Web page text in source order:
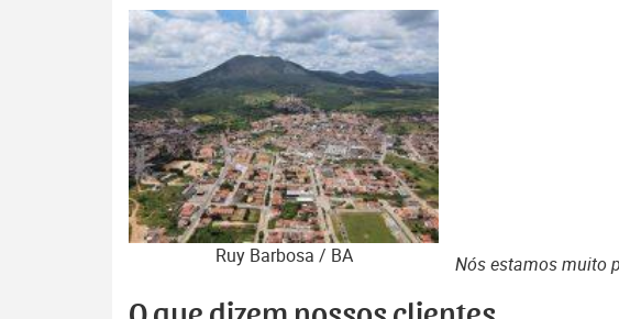
Ruy Barbosa / BA Nós estamos muito